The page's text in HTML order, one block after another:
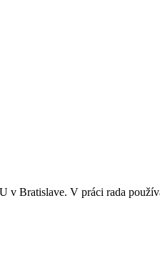
Bratislave. V práci rada